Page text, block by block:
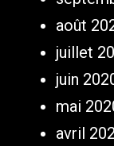
août
juillet
juin
mai
avril